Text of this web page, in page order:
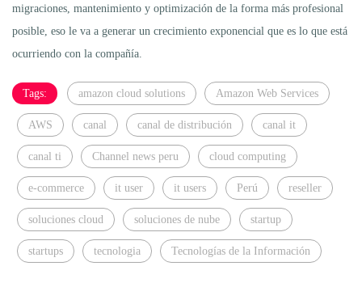
migraciones, mantenimiento y optimización de la forma más profesional
posible, eso le va a generar un crecimiento exponencial que es lo que está
ocurriendo con la compañía.
Tags: amazon cloud solutions Amazon Web Services
AWS canal canal de distribución canal it
canal ti Channel news peru cloud computing
e-commerce it user it users Perú reseller
soluciones cloud soluciones de nube startup
startups tecnologia Tecnologías de la Información